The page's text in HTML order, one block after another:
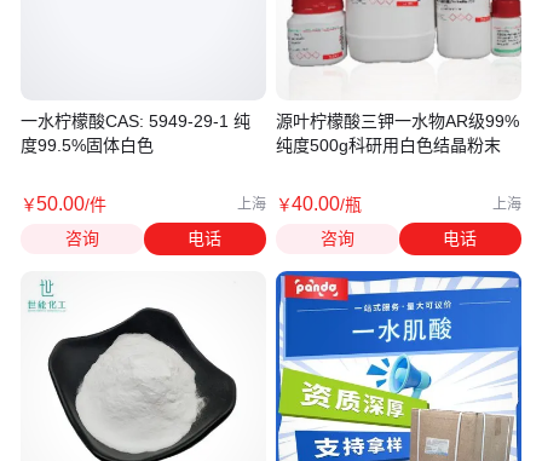
一水柠檬酸CAS: 5949-29-1 纯
度99.5%固体白色
￥50.00/件 上海
咨询 电话
源叶柠檬酸三钾一水物AR级99%
纯度500g科研用白色结晶粉末
￥40.00/瓶 上海
咨询 电话